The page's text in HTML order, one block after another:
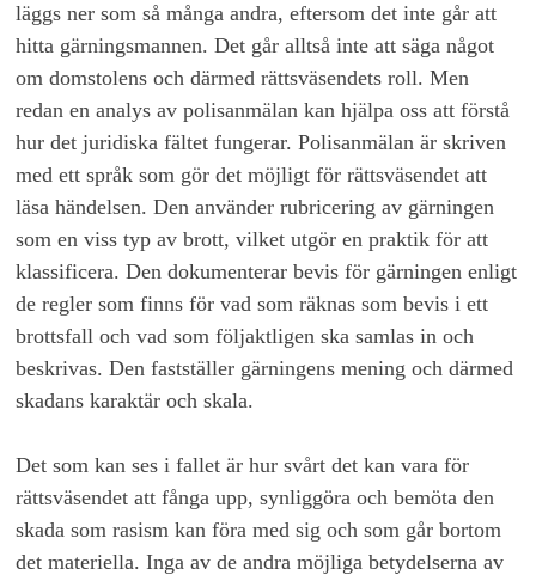
läggs ner som så många andra, eftersom det inte går att
hitta gärningsmannen. Det går alltså inte att säga något
om domstolens och därmed rättsväsendets roll. Men
redan en analys av polisanmälan kan hjälpa oss att förstå
hur det juridiska fältet fungerar. Polisanmälan är skriven
med ett språk som gör det möjligt för rättsväsendet att
läsa händelsen. Den använder rubricering av gärningen
som en viss typ av brott, vilket utgör en praktik för att
klassificera. Den dokumenterar bevis för gärningen enligt
de regler som finns för vad som räknas som bevis i ett
brottsfall och vad som följaktligen ska samlas in och
beskrivas. Den fastställer gärningens mening och därmed
skadans karaktär och skala.
Det som kan ses i fallet är hur svårt det kan vara för
rättsväsendet att fånga upp, synliggöra och bemöta den
skada som rasism kan föra med sig och som går bortom
det materiella. Inga av de andra möjliga betydelserna av